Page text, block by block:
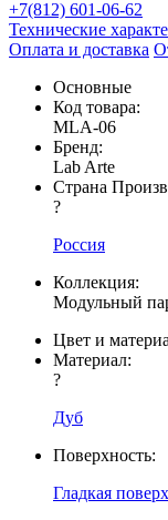
+7(812) 601-06-62
Технические
Оплата и доставка
Основные
Код товара:
MLA-06
Бренд:
Lab Arte
Страна
?
Россия
Коллекция:
Модульный
Цвет и
Материал:
?
Дуб
Поверхность:
Гладкая